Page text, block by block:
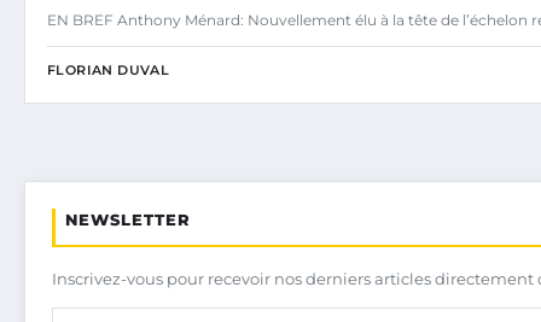
EN BREF Anthony Ménard: Nouvellement élu à la tête de l’échelon
FLORIAN DUVAL
NEWSLETTER
Inscrivez-vous pour recevoir nos derniers articles